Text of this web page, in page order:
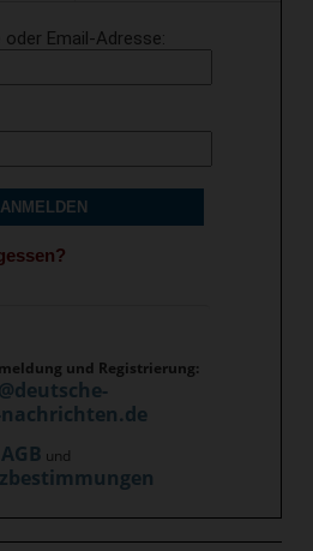
Email-Adresse
ANMELDEN
und Registrierung:
AGB und